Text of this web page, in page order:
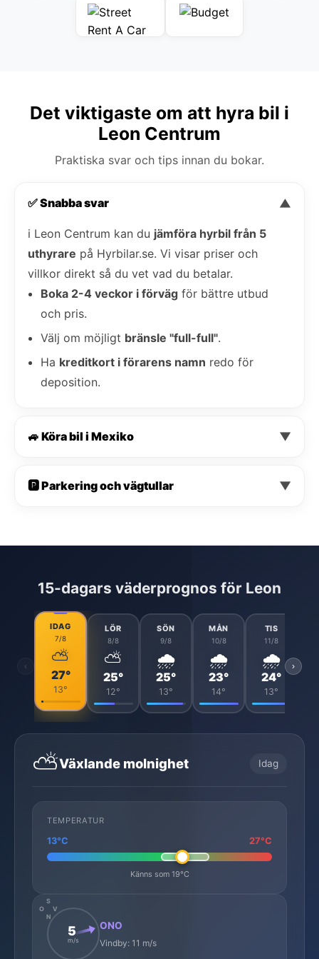
Det viktigaste om att hyra bil i
Leon Centrum
Praktiska svar och tips innan du bokar.
✅ Snabba svar ▼
i Leon Centrum kan du jämföra hyrbil från 5
uthyrare på Hyrbilar.se. Vi visar priser och
villkor direkt så du vet vad du betalar.
Boka 2-4 veckor i förväg för bättre utbud
och pris.
Välj om möjligt bränsle "full-full".
Ha kreditkort i förarens namn redo för
deposition.
🚙 Köra bil i Mexiko ▼
🅿️ Parkering och vägtullar ▼
15-dagars väderprognos för Leon
‹
IDAG
7/8
⛅
27°
13°
LÖR
8/8
⛅
25°
12°
SÖN
9/8
🌧️
25°
13°
MÅN
10/8
🌧️
23°
14°
TIS
11/8
🌧️
24°
13°
›
⛅Växlande molnighet Idag
TEMPERATUR
13°C 27°C
Känns som 19°C
N
S
O
V
5
m/s
ONO
Vindby: 11 m/s